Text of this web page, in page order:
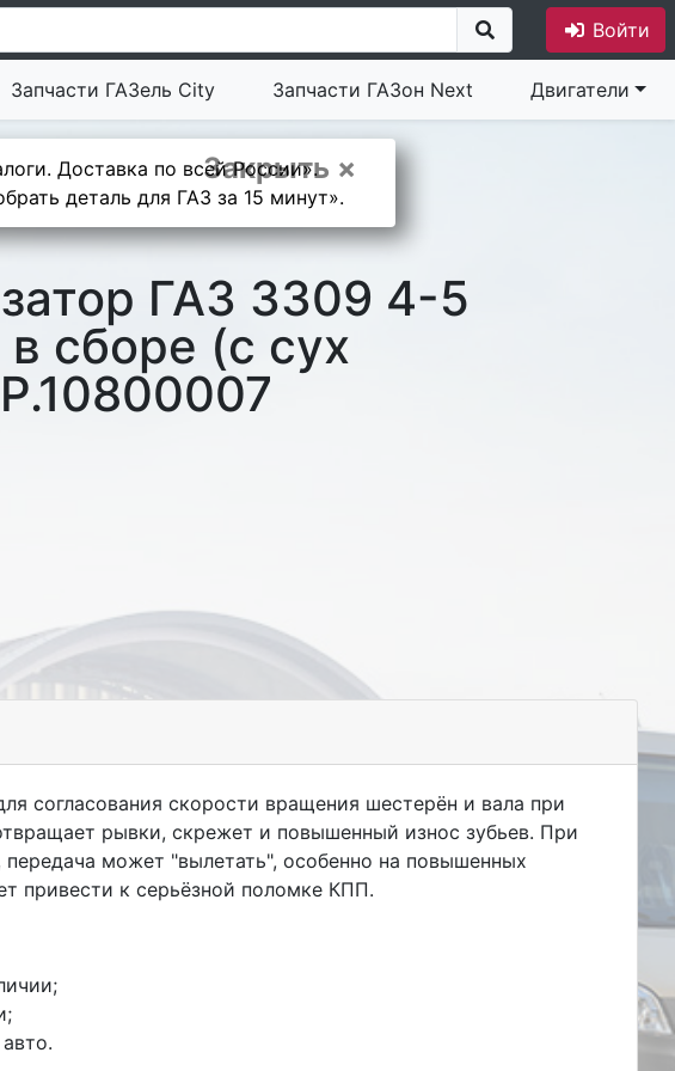
Войти
Запчасти ГАЗель City Запчасти ГАЗон Next Двигатели
Закрыть ×
Доставка по всей России».
деталь для ГАЗ за 15 минут».
ГАЗ 3309 4-5
сборе (с сух
согласования скорости вращения шестерён и вала при
рывки, скрежет и повышенный износ зубьев. При
может "вылетать", особенно на повышенных
привести к серьёзной поломке КПП.
;